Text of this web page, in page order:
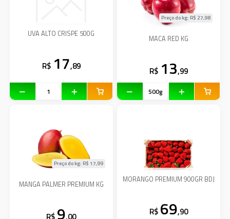
UVA ALTO CRISPE 500G
R$ 17,89
MACA RED KG
Preço do kg: R$ 27,98
R$ 13,99
MANGA PALMER PREMIUM KG
Preço do kg: R$ 17,99
R$ 9,00
MORANGO PREMIUM 900GR BDJ
R$ 69,90